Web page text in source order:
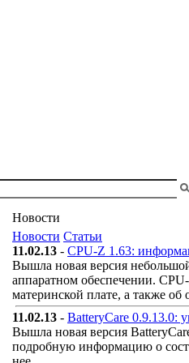
Новости
Новости Статьи
11.02.13 - CPU-Z 1.63:
Вышла новая версия
аппаратном обеспечении.
материнской плате, а также
11.02.13 - BatteryCare 0.9.13.0:
Вышла новая версия
подробную информацию о